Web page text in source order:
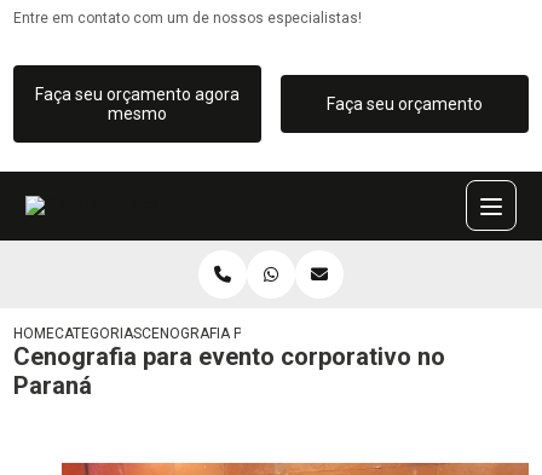
Entre em contato com um de nossos especialistas!
Faça seu orçamento agora
mesmo
Faça seu orçamento
HOMECATEGORIASCENOGRAFIA PARA EVENTO CORPORATIVO NO PARANÁ
Cenografia para evento corporativo no
Paraná